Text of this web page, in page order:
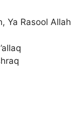
Ya Rasool Allah